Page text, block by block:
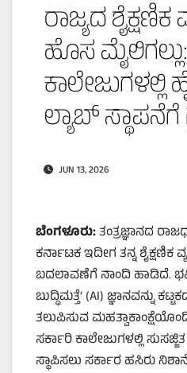
ರಾಜ್ಯದ
ಹೊಸ
ಕಾಲೇಜುಗಳಲ್ಲಿ
ಲ್ಯಾಬ್
JUN 13, 2026
ಬೆಂಗಳೂರು:ತಂತ್ರಜ್ಞಾನದ
ಕರ್ನಾಟಕ ಇದೀಗ ತನ್ನ ಶೈಕ್ಷಣಿಕ
ಬದಲಾವಣೆಗೆ ನಾಂದಿ ಹಾಡಿದೆ.
ಬುದ್ಧಿಮತ್ತೆ’ (AI) ಜ್ಞಾನವನ್ನು
ತಲುಪಿಸುವ
ಸರ್ಕಾರಿ ಕಾಲೇಜುಗಳಲ್ಲಿ
ಸ್ಥಾಪಿಸಲು ಸರ್ಕಾರ ಹಸಿರು